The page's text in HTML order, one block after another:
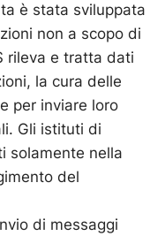
è stata sviluppata
non a scopo di
rileva e tratta dati
la cura delle
per inviare loro
Gli istituti di
solamente nella
del
di messaggi